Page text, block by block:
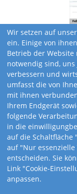
Wir setzen auf
ein. Einige von
Betrieb der
notwendig sind,
verbessern und
umfasst die von
mit ihnen
Ihrem Endgerät
folgende
in die
auf die Schaltfläche
auf "Nur
entscheiden. Sie
Link "Cookie-
anpassen.